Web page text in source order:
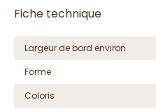
Fiche technique
Largeur de bord environ
Forme
Coloris